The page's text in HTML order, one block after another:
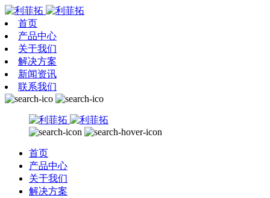
首页
产品中心
关于我们
解决方案
新闻资讯
联系我们
首页
产品中心
关于我们
解决方案